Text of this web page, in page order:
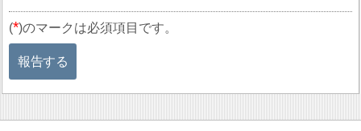
(*)のマークは必須項目です。
報告する